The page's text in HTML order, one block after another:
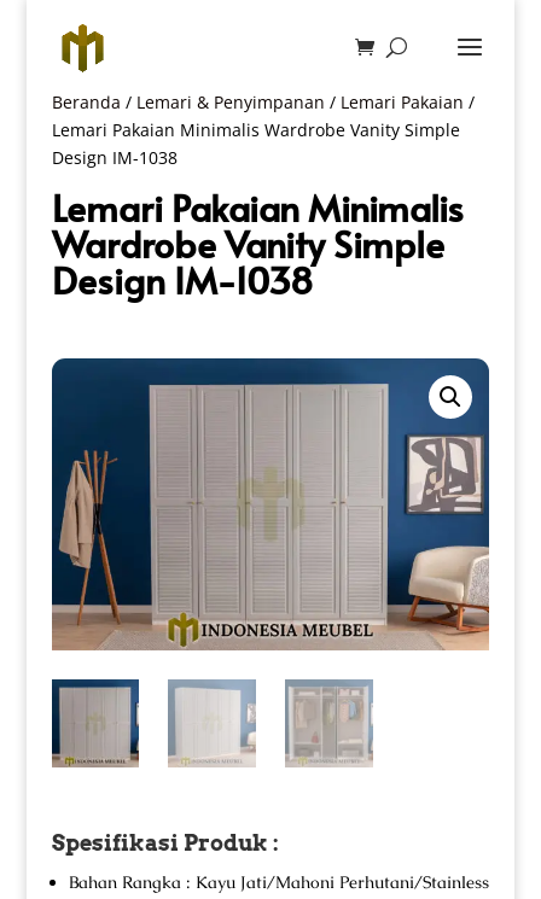
Beranda / Lemari & Penyimpanan / Lemari Pakaian /
Lemari Pakaian Minimalis Wardrobe Vanity Simple
Design IM-1038
Lemari Pakaian Minimalis
Wardrobe Vanity Simple
Design IM-1038
Spesifikasi Produk :
Bahan Rangka : Kayu Jati/Mahoni Perhutani/Stainless